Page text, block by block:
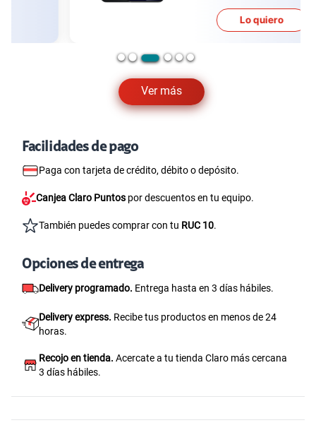
Ver más
Lo quiero
Facilidades de pago
Paga con tarjeta de crédito, débito o depósito.
Canjea Claro Puntos por descuentos en tu equipo.
También puedes comprar con tu RUC 10.
Opciones de entrega
Delivery programado. Entrega hasta en 3 días hábiles.
Delivery express. Recibe tus productos en menos de 24
horas.
Recojo en tienda. Acercate a tu tienda Claro más cercana
3 días hábiles.